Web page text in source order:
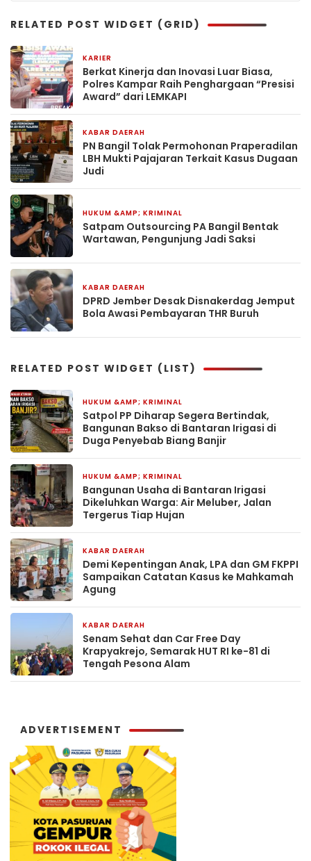
RELATED POST WIDGET (GRID)
KARIER
Berkat Kinerja dan Inovasi Luar Biasa,
Polres Kampar Raih Penghargaan “Presisi
Award” dari LEMKAPI
KABAR DAERAH
PN Bangil Tolak Permohonan Praperadilan
LBH Mukti Pajajaran Terkait Kasus Dugaan
Judi
HUKUM &AMP; KRIMINAL
Satpam Outsourcing PA Bangil Bentak
Wartawan, Pengunjung Jadi Saksi
KABAR DAERAH
DPRD Jember Desak Disnakerdag Jemput
Bola Awasi Pembayaran THR Buruh
RELATED POST WIDGET (LIST)
HUKUM &AMP; KRIMINAL
Satpol PP Diharap Segera Bertindak,
Bangunan Bakso di Bantaran Irigasi di
Duga Penyebab Biang Banjir
HUKUM &AMP; KRIMINAL
Bangunan Usaha di Bantaran Irigasi
Dikeluhkan Warga: Air Meluber, Jalan
Tergerus Tiap Hujan
KABAR DAERAH
Demi Kepentingan Anak, LPA dan GM FKPPI
Sampaikan Catatan Kasus ke Mahkamah
Agung
KABAR DAERAH
Senam Sehat dan Car Free Day
Krapyakrejo, Semarak HUT RI ke-81 di
Tengah Pesona Alam
ADVERTISEMENT